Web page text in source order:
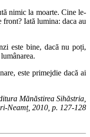
nimic la moarte. Cine le-
front? Iată lumina: daca au
este bine, dacă nu poți,
este primejdie dacă ai
Mănăstirea Sihăstria,
Neamț, 2010, p. 127-128